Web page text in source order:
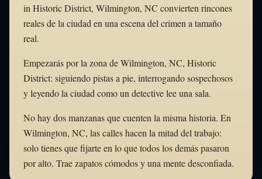
in Historic District, Wilmington, NC convierten rincones
reales de la ciudad en una escena del crimen a tamaño
real.
Empezarás por la zona de Wilmington, NC, Historic
District: siguiendo pistas a pie, interrogando sospechosos
y leyendo la ciudad como un detective lee una sala.
No hay dos manzanas que cuenten la misma historia. En
Wilmington, NC, las calles hacen la mitad del trabajo:
solo tienes que fijarte en lo que todos los demás pasaron
por alto. Trae zapatos cómodos y una mente desconfiada.